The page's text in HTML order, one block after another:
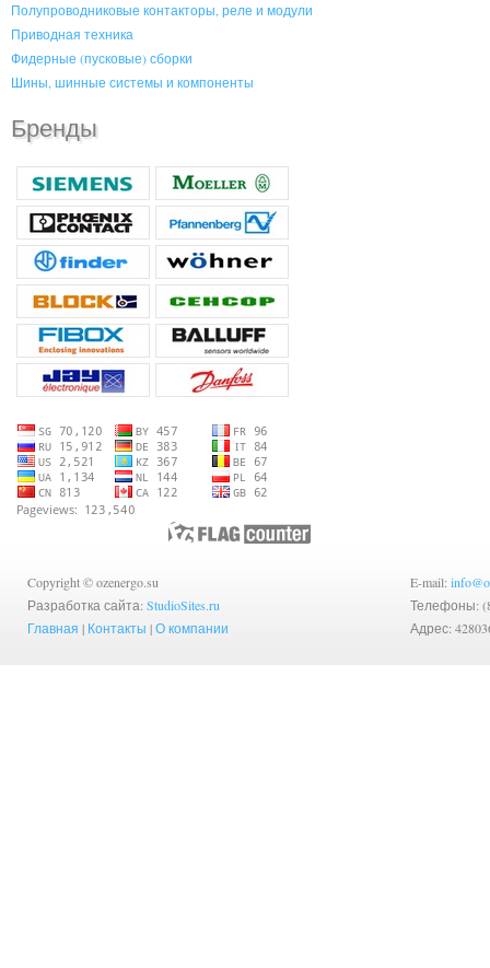
Полупроводниковые контакторы, реле и модули
Приводная техника
Фидерные (пусковые) сборки
Шины, шинные системы и компоненты
Бренды
Copyright © ozenergo.su
Разработка сайта: StudioSites.ru
Главная | Контакты |О компании
E-mail:
Телефоны:
Адрес: